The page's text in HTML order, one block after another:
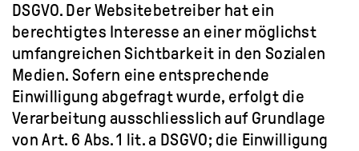
DSGVO. Der Websitebetreiber hat ein
berechtigtes Interesse an einer möglichst
umfangreichen Sichtbarkeit in den Sozialen
Medien. Sofern eine entsprechende
Einwilligung abgefragt wurde, erfolgt die
Verarbeitung ausschliesslich auf Grundlage
von Art. 6 Abs. 1 lit. a DSGVO; die Einwilligung